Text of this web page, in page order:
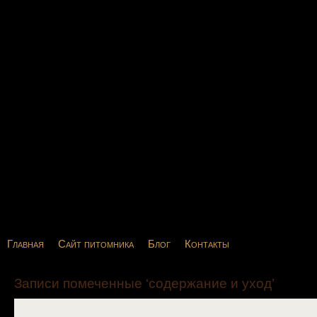
Главная Сайт питомника Блог Контакты
Записи помеченные ‘содержание и уход’